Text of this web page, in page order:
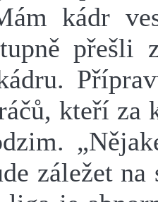
kádr
přešli
kteří za
záležet